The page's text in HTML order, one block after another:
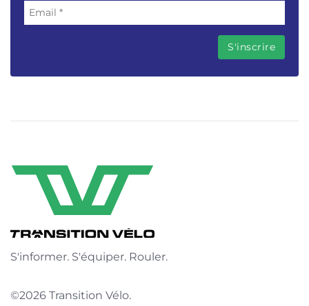
S'informer. S'équiper. Rouler.
©2026 Transition Vélo.